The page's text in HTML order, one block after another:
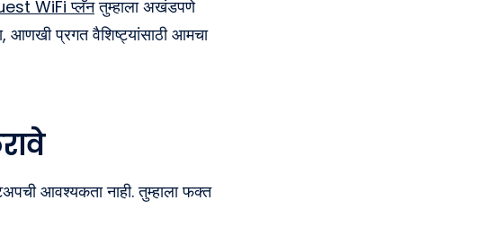
WiFi प्लॅनतुम्हाला अखंडपणे
आणखी प्रगत वैशिष्ट्यांसाठी आमचा
आवश्यकता नाही. तुम्हाला फक्त